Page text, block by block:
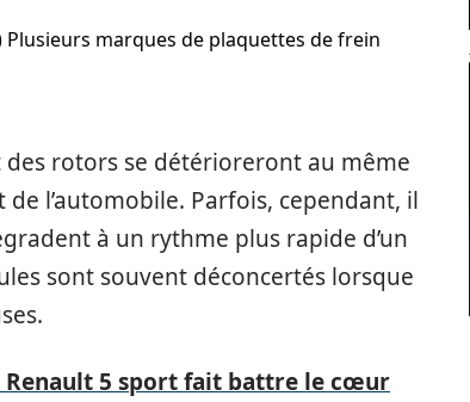
Plusieurs marques de plaquettes de frein
rotors se détérioreront au même
l’automobile. Parfois, cependant, il
à un rythme plus rapide d’un
sont souvent déconcertés lorsque
Renault 5 sport fait battre le cœur